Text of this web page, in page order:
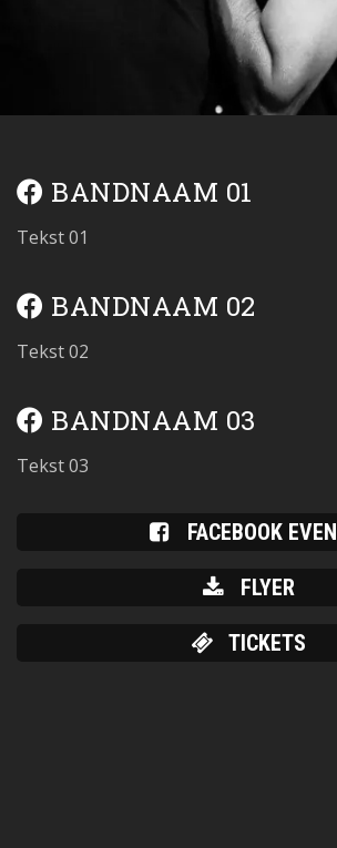
BANDNAAM 01
Tekst 01
BANDNAAM 02
Tekst 02
BANDNAAM 03
Tekst 03
FACEBOOK
FLYER
TICKETS